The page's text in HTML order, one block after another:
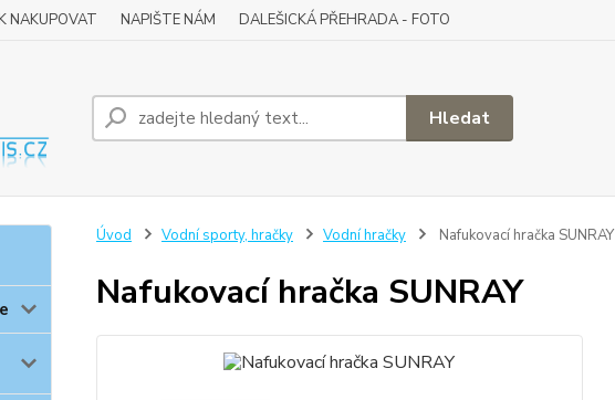
NAKUPOVAT NAPIŠTE NÁM DALEŠICKÁ PŘEHRADA - FOTO
Hledat
Úvod Vodní sporty, hračky Vodní hračky Nafukovací hračka SUNRAY
Nafukovací hračka SUNRAY